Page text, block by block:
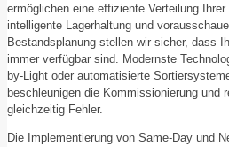
ermöglichen eine effiziente Verteilung Ihrer
intelligente Lagerhaltung und
Bestandsplanung stellen wir sicher, dass
immer verfügbar sind. Modernste
by-Light oder automatisierte
beschleunigen die Kommissionierung und
gleichzeitig Fehler.
Die Implementierung von Same-Day und